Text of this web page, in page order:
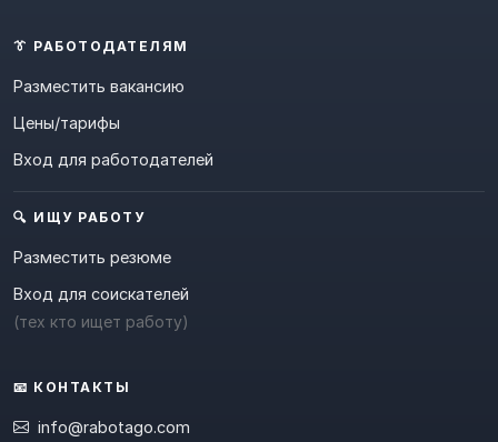
👔 РАБОТОДАТЕЛЯМ
Разместить вакансию
Цены/тарифы
Вход для работодателей
🔍 ИЩУ РАБОТУ
Разместить резюме
Вход для соискателей
(тех кто ищет работу)
📧 КОНТАКТЫ
info@rabotago.com